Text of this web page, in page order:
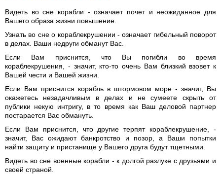
Видеть во сне корабли - означает почет и неожиданное для
Вашего образа жизни повышение.
Узнать во сне о кораблекрушении - означает гибельный поворот
в делах. Ваши недруги обманут Вас.
Если Вам приснится, что Вы погибли во время
кораблекрушения, - значит, кто-то очень Вам близкий взовет к
Вашей чести и Вашей жизни.
Если Вам приснится корабль в штормовом море - значит, Вы
окажетесь незадачливым в делах и не сумеете скрыть от
публики некую интригу, в то время как Ваш деловой партнер
постарается Вас обмануть.
Если Вам приснится, что другие терпят кораблекрушение, -
значит, Вас ожидают банкротство и позор, а Ваши попытки
найти защиту и пристанище у Вашего друга будут тщетными.
Видеть во сне военные корабли - к долгой разлуке с друзьями и
своей страной.